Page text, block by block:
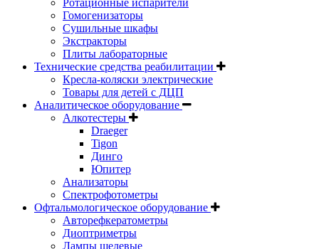
Гомогенизаторы
Сушильные шкафы
Экстракторы
Плиты лабораторные
Технические средства реабилитации
Кресла-коляски электрические
Товары для детей с ДЦП
Аналитическое оборудование
Алкотестеры
Draeger
Tigon
Динго
Юпитер
Анализаторы
Спектрофотометры
Офтальмологическое оборудование
Авторефкератометры
Диоптриметры
Лампы щелевые